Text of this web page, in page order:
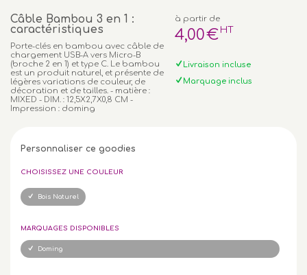
Câble Bambou 3 en 1 :
caractéristiques
Porte-clés en bambou avec câble de
chargement USB-A vers Micro-B
(broche 2 en 1) et type C. Le bambou
est un produit naturel, et présente de
légères variations de couleur, de
décoration et de tailles. - matière :
MIXED - DIM. : 12,5X2,7X0,8 CM -
Impression : doming
à partir de
4,00€ HT
Livraison incluse
Marquage inclus
Personnaliser ce goodies
CHOISISSEZ UNE COULEUR
Bois Naturel
MARQUAGES DISPONIBLES
Doming